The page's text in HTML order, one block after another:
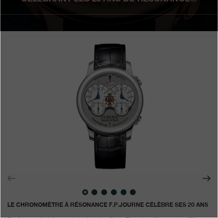
Boutiques
ENGLISH 日本語
LE CHRONOMÈTRE À RÉSONANCE F.P.JOURNE CÉLÈBRE SES 20 ANS